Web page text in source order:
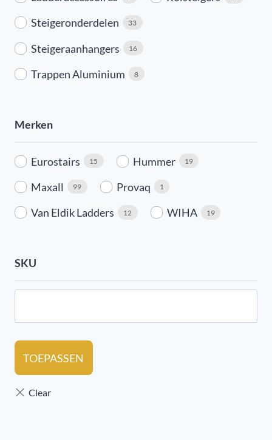
Steigeronderdelen 33
Steigeraanhangers 16
Trappen Aluminium 8
Merken
Eurostairs 15 Hummer 19
Maxall 99 Provaq 1
Van Eldik Ladders 12 WIHA 19
SKU
TOEPASSEN